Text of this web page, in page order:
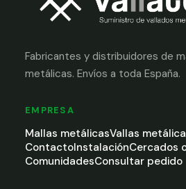
Fabricantes y distribuidores de
metálicas. Envíos a toda España.
EMPRESA
Mallas metálicasVallas
ContactoInstalaciónCercados
ComunidadesConsultar pedido